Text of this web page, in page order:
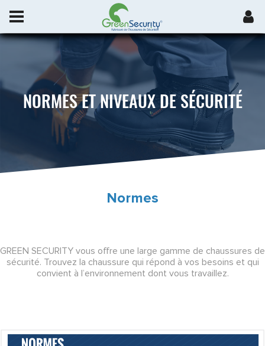
NORMES ET NIVEAUX DE SÉCURITÉ
Normes
GREEN SECURITY vous offre une large gamme de chaussures de
sécurité. Trouvez la chaussure qui répond à vos besoins et qui
convient à l’environnement dont vous travaillez.